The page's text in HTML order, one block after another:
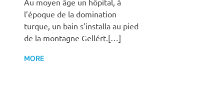
Au moyen âge un hôpital, à
l’époque de la domination
turque, un bain s’installa au pied
de la montagne Gellért.[…]
MORE